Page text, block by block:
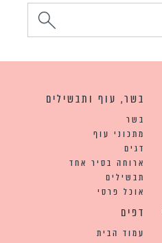
בשר, עוף ותבשילים
בשר
מתכוני עוף
דגים
ארוחה בסיר אחד
תבשילים
אוכל פרסי
דפים
עמוד הבית